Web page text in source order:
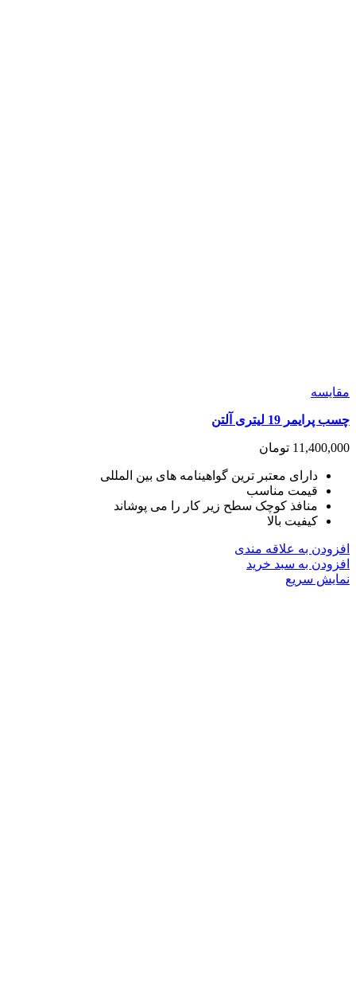
مقايسه
چسب پرایمر 19 لیتری آلتن
11,400,000 تومان
دارای معتبر ترین گواهینامه های بین المللی
قیمت مناسب
منافذ کوچک سطح زیر کار را می پوشاند
کیفیت بالا
افزودن به علاقه مندی
افزودن به سبد خرید
نمایش سریع